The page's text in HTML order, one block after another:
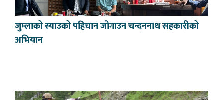
जुम्लाको स्याउको पहिचान जोगाउन चन्दननाथ सहकारीको
अभियान